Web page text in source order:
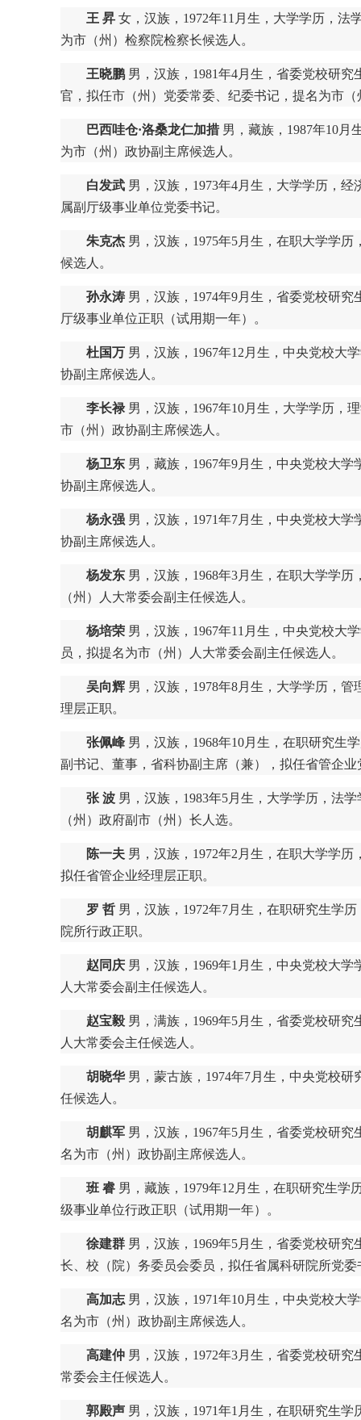
王 昇 女，汉族，1972年11月生，大学学历，
为市（州）检察院检察长候选人。
王晓鹏男，汉族，1981年4月生，省委党校研
官，拟任市（州）党委常委、纪委书记，提名为市
巴西哇仓·洛桑龙仁加措男，藏族，1987年10月
为市（州）政协副主席候选人。
白发武 男，汉族，1973年4月生，大学学历，
属副厅级事业单位党委书记。
朱克杰 男，汉族，1975年5月生，在职大学学
候选人。
孙永涛 男，汉族，1974年9月生，省委党校研
厅级事业单位正职（试用期一年）。
杜国万 男，汉族，1967年12月生，中央党校大
协副主席候选人。
李长禄男，汉族，1967年10月生，大学学历，
市（州）政协副主席候选人。
杨卫东 男，藏族，1967年9月生，中央党校大
协副主席候选人。
杨永强 男，汉族，1971年7月生，中央党校大
协副主席候选人。
杨发东 男，汉族，1968年3月生，在职大学学
（州）人大常委会副主任候选人。
杨培荣 男，汉族，1967年11月生，中央党校大
员，拟提名为市（州）人大常委会副主任候选人。
吴向辉 男，汉族，1978年8月生，大学学历，
理层正职。
张佩峰 男，汉族，1968年10月生，在职研究生
副书记、董事，省科协副主席（兼），拟任省管企
张 波 男，汉族，1983年5月生，大学学历，法
（州）政府副市（州）长人选。
陈一夫 男，汉族，1972年2月生，在职大学学
拟任省管企业经理层正职。
罗 哲 男，汉族，1972年7月生，在职研究生学
院所行政正职。
赵同庆 男，汉族，1969年1月生，中央党校大
人大常委会副主任候选人。
赵宝毅 男，满族，1969年5月生，省委党校研
人大常委会主任候选人。
胡晓华男，蒙古族，1974年7月生，中央党校
任候选人。
胡麒军 男，汉族，1967年5月生，省委党校研
名为市（州）政协副主席候选人。
班 睿 男，藏族，1979年12月生，在职研究生
级事业单位行政正职（试用期一年）。
徐建群 男，汉族，1969年5月生，省委党校研
长、校（院）务委员会委员，拟任省属科研院所党委
高加志 男，汉族，1971年10月生，中央党校大
名为市（州）政协副主席候选人。
高建仲 男，汉族，1972年3月生，省委党校研
常委会主任候选人。
郭殿声 男，汉族，1971年1月生，在职研究生